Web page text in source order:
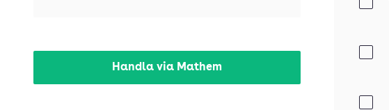
Handla via Mathem